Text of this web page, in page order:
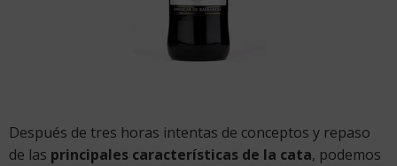
Después de tres horas intentas de conceptos y repaso
de las principales características de la cata, podemos